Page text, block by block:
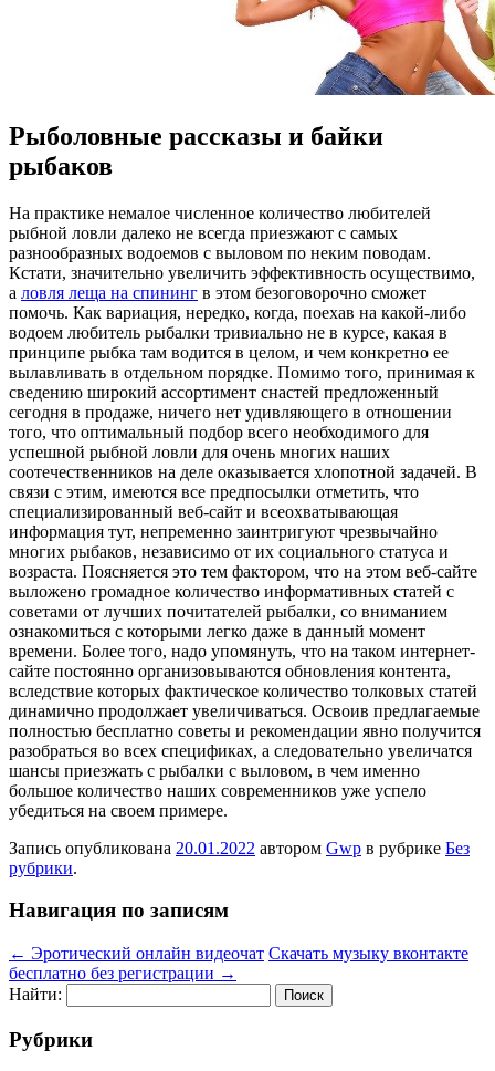
Рыболовные рассказы и байки
рыбаков
Нa прaктикe немалое численное количество любителей
рыбной ловли далеко не всегда приезжают с самых
разнообразных водоемов с выловом по неким поводам.
Кстати, значительно увеличить эффективность осуществимо,
а ловля леща на спининг в этом безоговорочно сможет
помочь. Как вариация, нередко, когда, поехав на какой-либо
водоем любитель рыбалки тривиально не в курсе, какая в
принципе рыбка там водится в целом, и чем конкретно ее
вылавливать в отдельном порядке. Помимо того, принимая к
сведению широкий ассортимент снастей предложенный
сегодня в продаже, ничего нет удивляющего в отношении
того, что оптимальный подбор всего необходимого для
успешной рыбной ловли для очень многих наших
соотечественников на деле оказывается хлопотной задачей. В
связи с этим, имеются все предпосылки отметить, что
специализированный веб-сайт и всеохватывающая
информация тут, непременно заинтригуют чрезвычайно
многих рыбаков, независимо от их социального статуса и
возраста. Поясняется это тем фактором, что на этом веб-сайте
выложено громадное количество информативных статей с
советами от лучших почитателей рыбалки, со вниманием
ознакомиться с которыми легко даже в данный момент
времени. Более того, надо упомянуть, что на таком интернет-
сайте постоянно организовываются обновления контента,
вследствие которых фактическое количество толковых статей
динамично продолжает увеличиваться. Освоив предлагаемые
полностью бесплатно советы и рекомендации явно получится
разобраться во всех спецификах, а следовательно увеличатся
шансы приезжать с рыбалки с выловом, в чем именно
большое количество наших современников уже успело
убедиться на своем примере.
Запись опубликована 20.01.2022 автором Gwp в рубрике Без
рубрики.
Навигация по записям
← Эротический онлайн видеочат Скачать музыку вконтакте
бесплатно без регистрации →
Найти:
Рубрики